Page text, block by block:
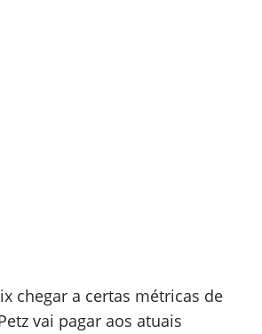
chegar a certas métricas de
vai pagar aos atuais